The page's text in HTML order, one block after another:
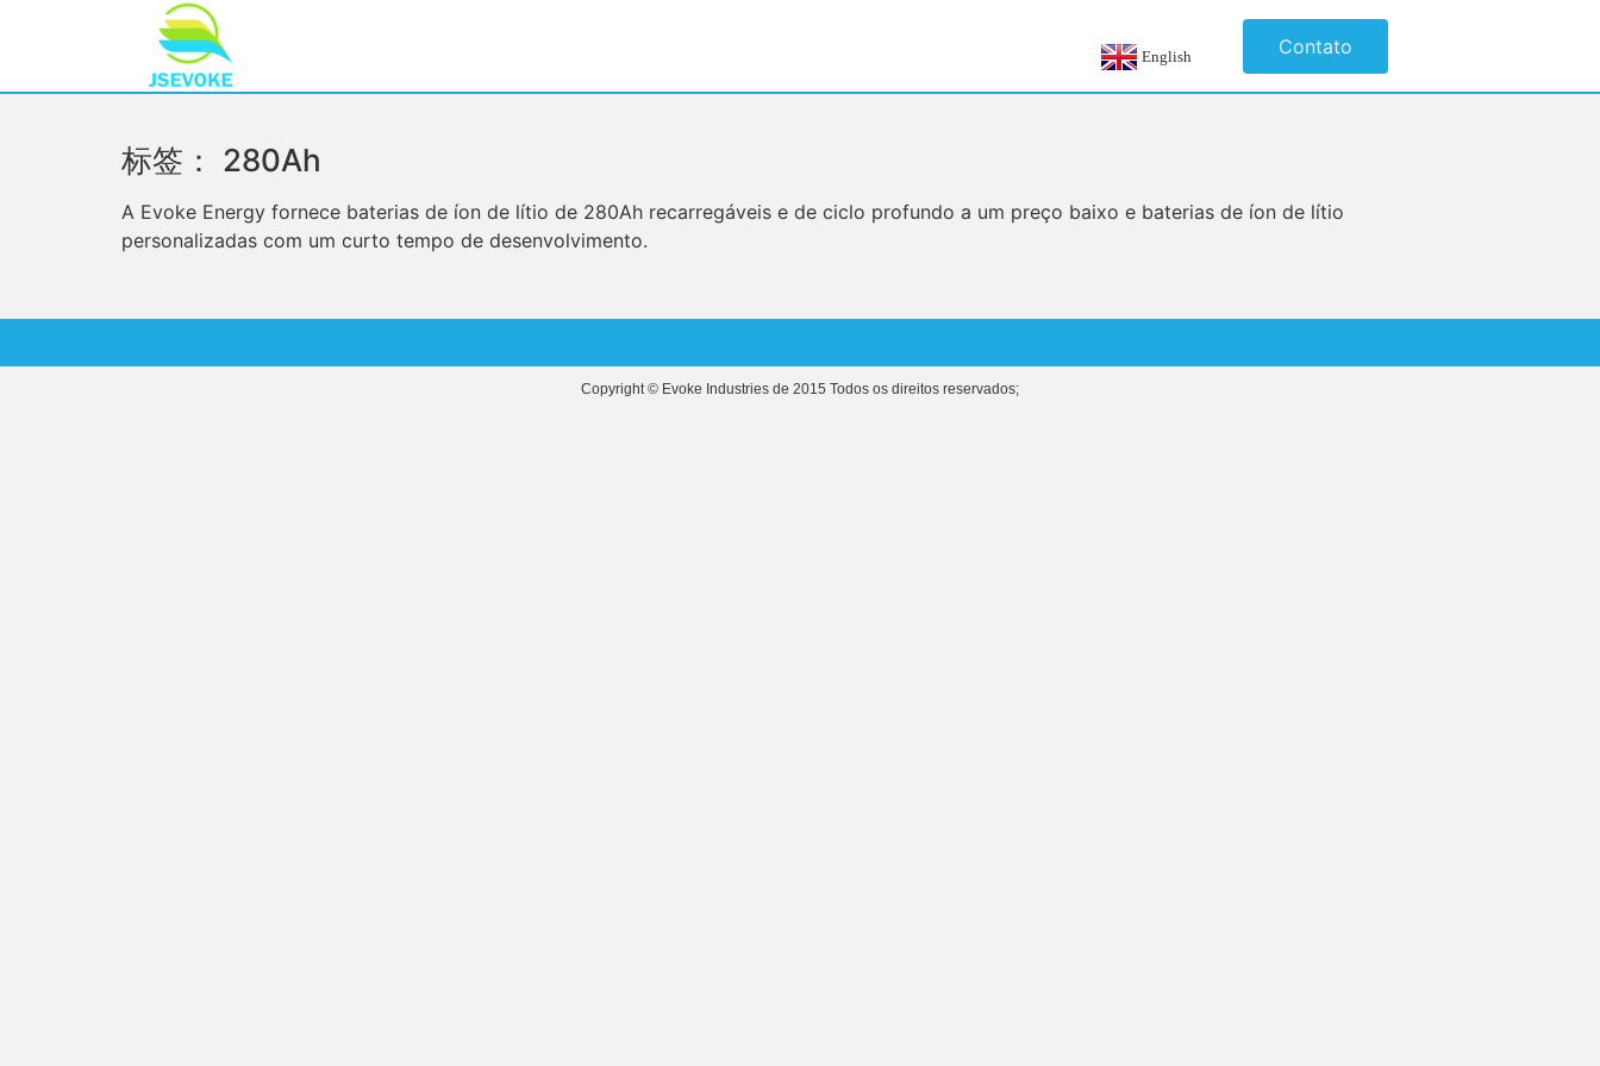
English Contato
标签： 280Ah
A Evoke Energy fornece baterias de íon de lítio de 280Ah recarregáveis e de ciclo profundo a um preço baixo e baterias de íon de lítio
personalizadas com um curto tempo de desenvolvimento.
Copyright © Evoke Industries de 2015 Todos os direitos reservados;